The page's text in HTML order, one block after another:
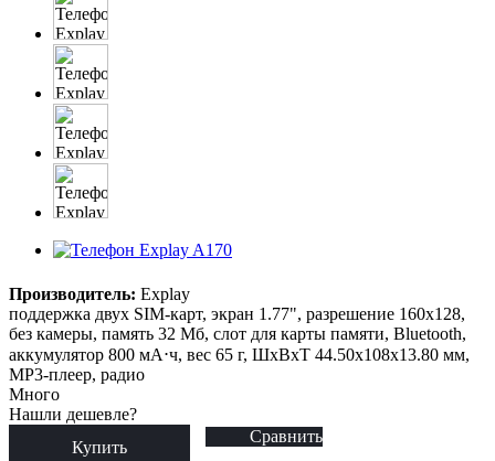
Производитель: Explay
поддержка двух SIM-карт, экран 1.77", разрешение 160x128,
без камеры, память 32 Мб, слот для карты памяти, Bluetooth,
аккумулятор 800 мА⋅ч, вес 65 г, ШxВxТ 44.50x108x13.80 мм,
MP3-плеер, радио
Много
Нашли дешевле?
Купить
Сравнить